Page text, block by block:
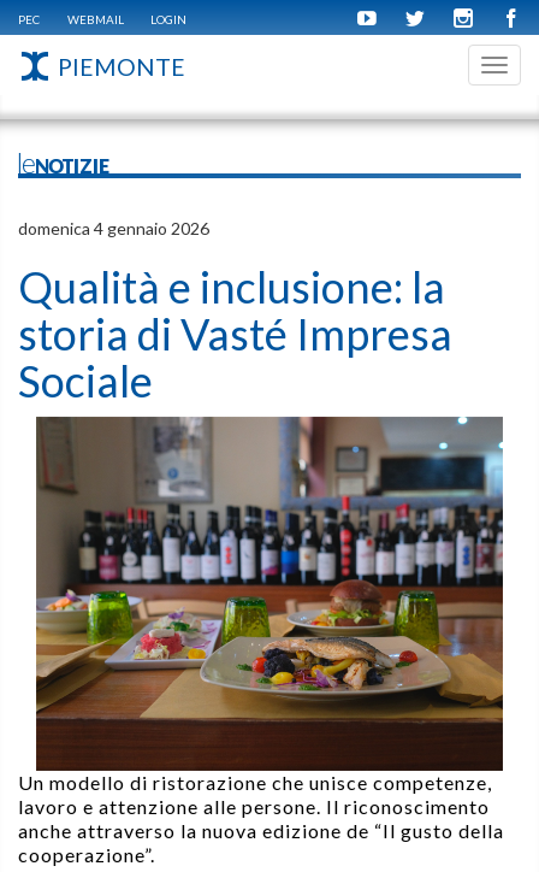
PEC WEBMAIL LOGIN
PIEMONTE
leNOTIZIE
domenica 4 gennaio 2026
Qualità e inclusione: la
storia di Vasté Impresa
Sociale
Un modello di ristorazione che unisce competenze,
lavoro e attenzione alle persone. Il riconoscimento
anche attraverso la nuova edizione de “Il gusto della
cooperazione”.